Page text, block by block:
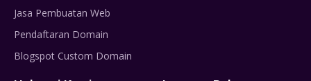
Jasa Pembuatan Web
Pendaftaran Domain
Blogspot Custom Domain